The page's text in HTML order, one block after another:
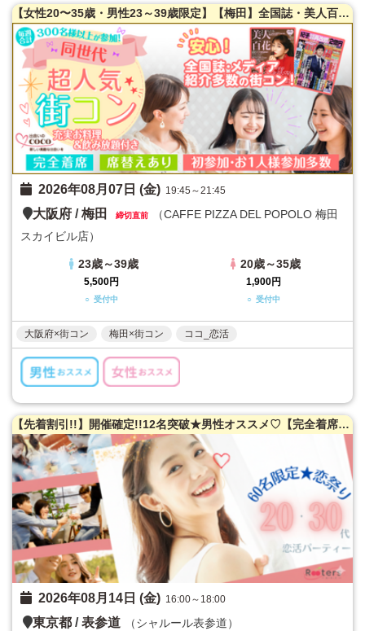
【女性20〜35歳・男性23～39歳限定】【梅田】全国誌・美人百花に取材を受けた大阪で一番出会える街コン☆【年収６００万以上☆ハイスペ男性限定！】【当たる！と有名な女性占い師によるオラクルカード占い】を体験できます！【スカイビル内】【隠れ家レストラン貸切☆】同世代で楽しむ♪【充実お料理＆飲み放題付】【カジュアルな雰囲気】LINE交換自由＆席替えあり！
2026年08月07日 (金) 19:45～21:45
大阪府 /梅田 締切直前
（CAFFE PIZZA DEL POPOLO 梅田
スカイビル店）
23歳～39歳
5,500円
○ 受付中
20歳～35歳
1,900円
○ 受付中
大阪府×街コン 梅田×街コン ココ_恋活
【先着割引!!】開催確定!!12名突破★男性オススメ♡【完全着席★お席案内・席替えサポート】60名限定!!20・30代恋祭り★お盆休みの恋活大作戦!!!
2026年08月14日 (金) 16:00～18:00
東京都 /表参道 （シャルール表参道）